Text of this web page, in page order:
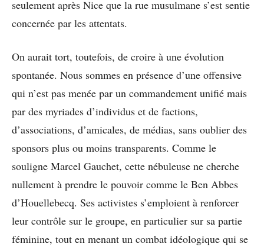
seulement après Nice que la rue musulmane s’est sentie
concernée par les attentats.
On aurait tort, toutefois, de croire à une évolution
spontanée. Nous sommes en présence d’une offensive
qui n’est pas menée par un commandement unifié mais
par des myriades d’individus et de factions,
d’associations, d’amicales, de médias, sans oublier des
sponsors plus ou moins transparents. Comme le
souligne Marcel Gauchet, cette nébuleuse ne cherche
nullement à prendre le pouvoir comme le Ben Abbes
d’Houellebecq. Ses activistes s’emploient à renforcer
leur contrôle sur le groupe, en particulier sur sa partie
féminine, tout en menant un combat idéologique qui se